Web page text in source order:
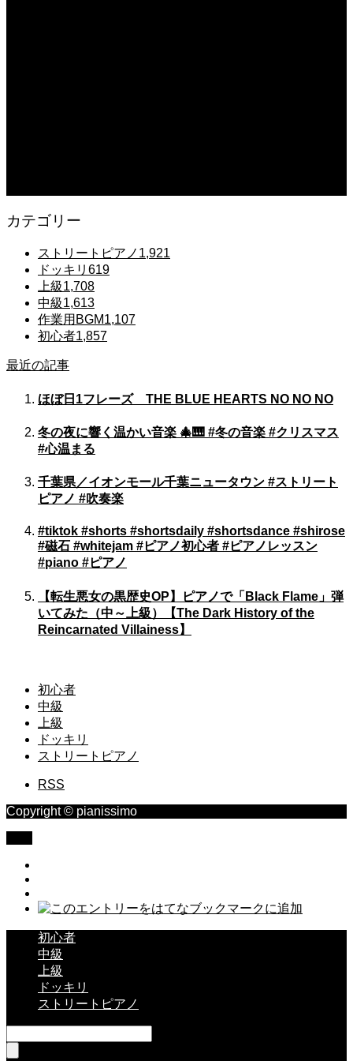
カテゴリー
ストリートピアノ 1,921
ドッキリ 619
上級1,708
中級1,613
作業用BGM1,107
初心者1,857
最近の記事
ほぼ日1フレーズ THE BLUE HEARTS NO NO NO
冬の夜に響く温かい音楽 🎄🎹 #冬の音楽 #クリスマス
#心温まる
千葉県／イオンモール千葉ニュータウン #ストリート
ピアノ #吹奏楽
#tiktok #shorts #shortsdaily #shortsdance #shirose
#磁石 #whitejam #ピアノ初心者 #ピアノレッスン
#piano #ピアノ
【転生悪女の黒歴史OP】ピアノで「Black Flame」弾
いてみた（中～上級）【The Dark History of the
Reincarnated Villainess】
初心者
中級
上級
ドッキリ
ストリートピアノ
RSS
Copyright © pianissimo
初心者
中級
上級
ドッキリ
ストリートピアノ